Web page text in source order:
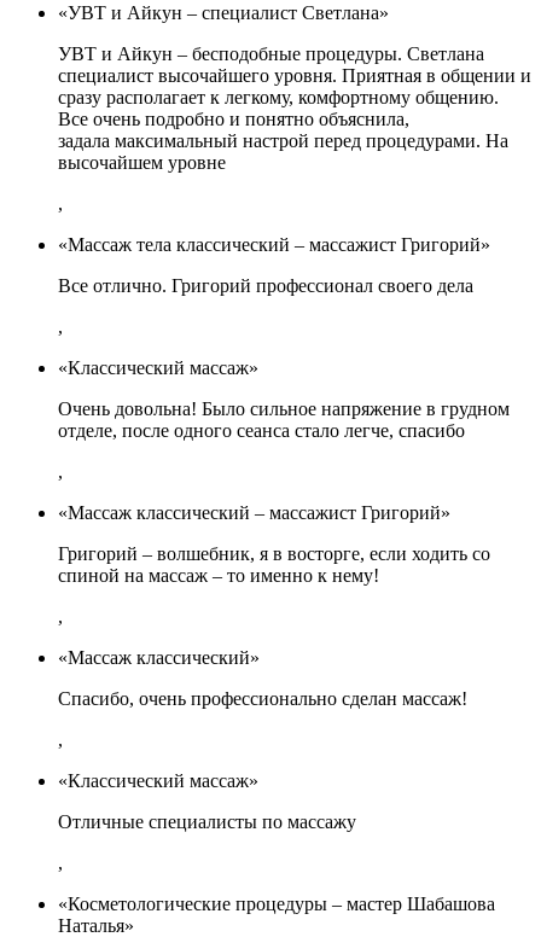
«УВТ и Айкун – специалист Светлана»
УВТ и Айкун – бесподобные процедуры. Светлана
специалист высочайшего уровня. Приятная в общении и
сразу располагает к легкому, комфортному общению.
Все очень подробно и понятно объяснила,
задала максимальный настрой перед процедурами. На
высочайшем уровне
,
«Массаж тела классический – массажист Григорий»
Все отлично. Григорий профессионал своего дела
,
«Классический массаж»
Очень довольна! Было сильное напряжение в грудном
отделе, после одного сеанса стало легче, спасибо
,
«Массаж классический – массажист Григорий»
Григорий – волшебник, я в восторге, если ходить со
спиной на массаж – то именно к нему!
,
«Массаж классический»
Спасибо, очень профессионально сделан массаж!
,
«Классический массаж»
Отличные специалисты по массажу
,
«Косметологические процедуры – мастер Шабашова
Наталья»